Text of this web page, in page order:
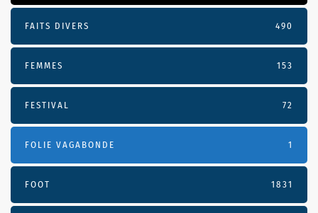
FAITS DIVERS 490
FEMMES 153
FESTIVAL 72
FOLIE VAGABONDE 1
FOOT 1831